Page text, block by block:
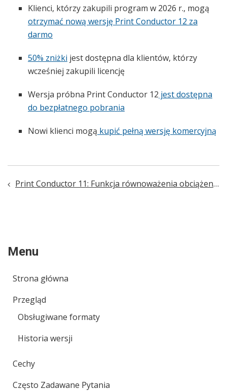
Klienci, którzy zakupili program w 2026 r., mogą
otrzymać nową wersję Print Conductor 12 za
darmo
50% zniżki jest dostępna dla klientów, którzy
wcześniej zakupili licencję
Wersja próbna Print Conductor 12 jest dostępna
do bezpłatnego pobrania
Nowi klienci mogą kupić pełną wersję komercyjną
Print Conductor 11: Funkcja równoważenia obciążenia drukarek dla drukowania rozproszonego, możliwość drukowania na różnych drukarkach w jednej sesji i inne możliwości
Menu
Strona główna
Przegląd
Obsługiwane formaty
Historia wersji
Cechy
Często Zadawane Pytania